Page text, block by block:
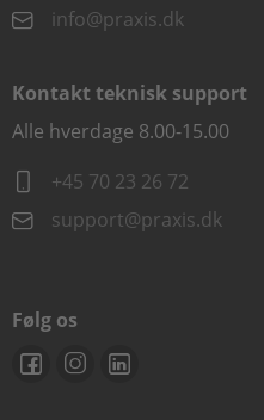
info@praxis.dk
Kontakt teknisk support
Alle hverdage 8.00-15.00
+45 70 23 26 72
support@praxis.dk
Følg os